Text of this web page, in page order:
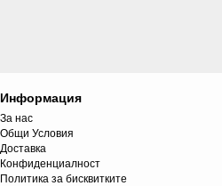
Информация
За нас
Общи Условия
Доставка
Конфиденциалност
Политика за бисквитките